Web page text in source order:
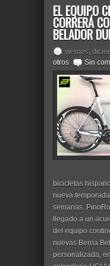
EL EQUIPO
CORRERÁ
BELADOR
viernes,
otros
Sin
bicicletas
nueva
semanas.
llegado a un
del equipo
nuevas Berria
personalizada,